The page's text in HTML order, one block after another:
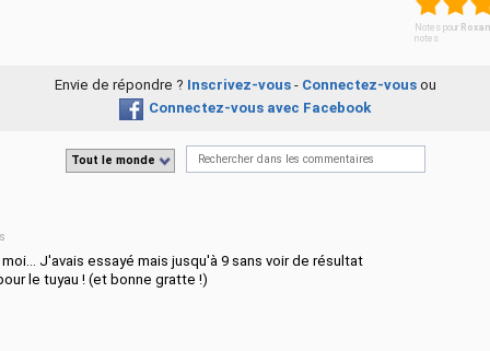
Notes pour
notes
Envie de répondre ? Inscrivez-vous- Connectez-vousou
Connectez-vous avec Facebook
Tout le monde
J'avais essayé mais jusqu'à 9 sans voir de résultat
le tuyau ! (et bonne gratte !)